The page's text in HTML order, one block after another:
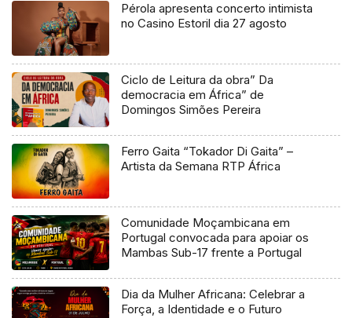
Pérola apresenta concerto intimista
no Casino Estoril dia 27 agosto
Ciclo de Leitura da obra” Da
democracia em África” de
Domingos Simões Pereira
Ferro Gaita “Tokador Di Gaita” –
Artista da Semana RTP África
Comunidade Moçambicana em
Portugal convocada para apoiar os
Mambas Sub-17 frente a Portugal
Dia da Mulher Africana: Celebrar a
Força, a Identidade e o Futuro